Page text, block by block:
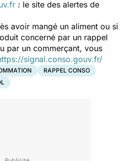
: le site des alertes de
avoir mangé un aliment ou si
concerné par un rappel
par un commerçant, vous
signal.conso.gouv.fr/
RAPPEL CONSO